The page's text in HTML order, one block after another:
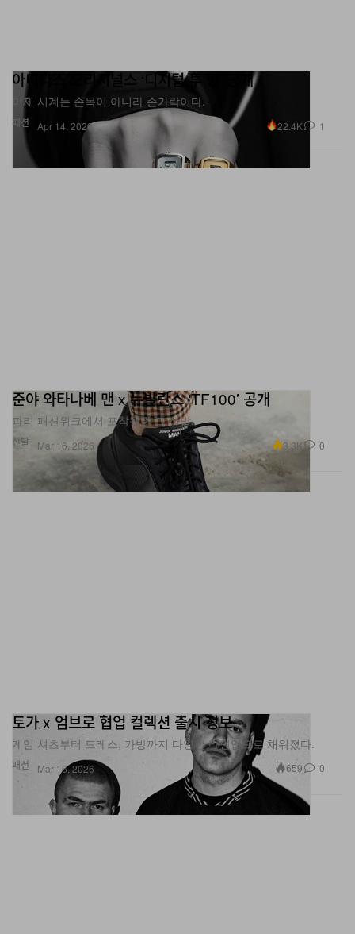
패션
아디다스 오리지널스 ‘디지털 투 링’ 공개
이제 시계는 손목이 아니라 손가락이다.
Apr 14, 2026 22.4K 1
신발
준야 와타나베 맨 x 뉴발란스 ‘TF100’ 공개
파리 패션위크에서 포착됐던 그 신발.
Mar 16, 2026 3.3K 0
패션
토가 x 엄브로 협업 컬렉션 출시 정보
게임 셔츠부터 드레스, 가방까지 다양한 라인업으로 채워졌다.
Mar 16, 2026 659 0